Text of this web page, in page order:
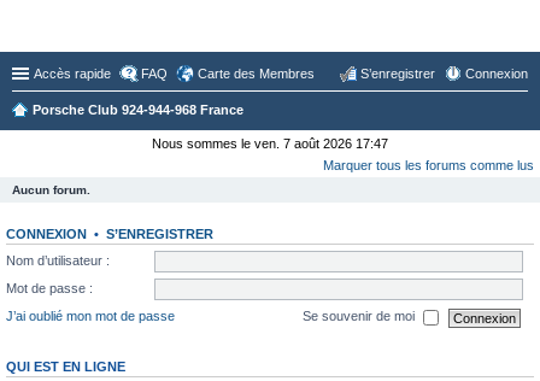
Accès rapide FAQ Carte des Membres Connexion
S’enregistrer
Porsche Club 924-944-968 France
Nous sommes le ven. 7 août 2026 17:47
Marquer tous les forums comme lus
Aucun forum.
CONNEXION • S’ENREGISTRER
Nom d’utilisateur :
Mot de passe :
J’ai oublié mon mot de passe
Se souvenir de moi
QUI EST EN LIGNE